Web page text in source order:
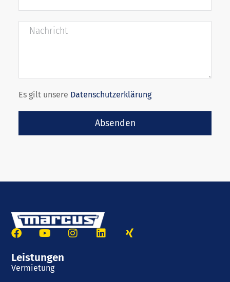
Es gilt unsere Datenschutzerklärung
Absenden
Leistungen
Vermietung